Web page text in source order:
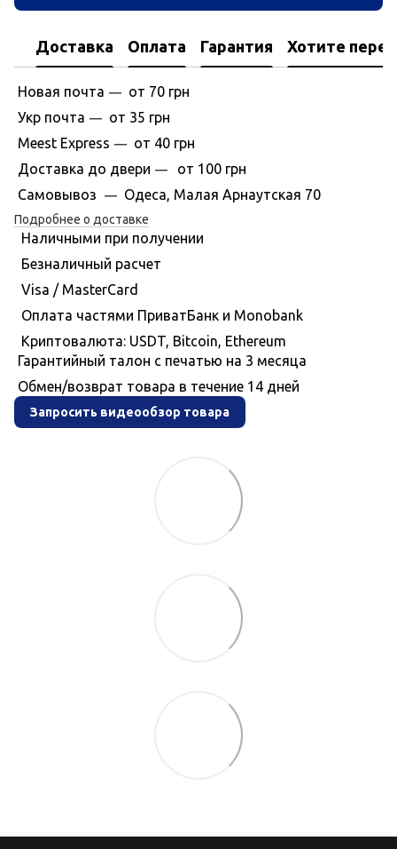
Доставка Оплата Гарантия Хотите
Новая почта —
от 70 грн
Укр почта —
от 35 грн
Meest Express — от 40 грн
Доставка до двери —от 100 грн
Самовывоз
— Одеса, Малая Арнаутская 70
Подробнее о доставке
Наличными при получении
Безналичный расчет
Visa / MasterCard
Оплата частями ПриватБанк и Monobank
Криптовалюта: USDT, Bitcoin, Ethereum
Гарантийный талон с печатью на 3 месяца
Обмен/возврат товара в течение 14 дней
Запросить видеообзор товара